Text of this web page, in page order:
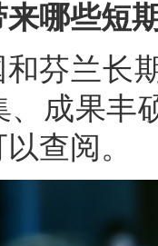
哪些短
芬兰长
、成果丰
查阅。